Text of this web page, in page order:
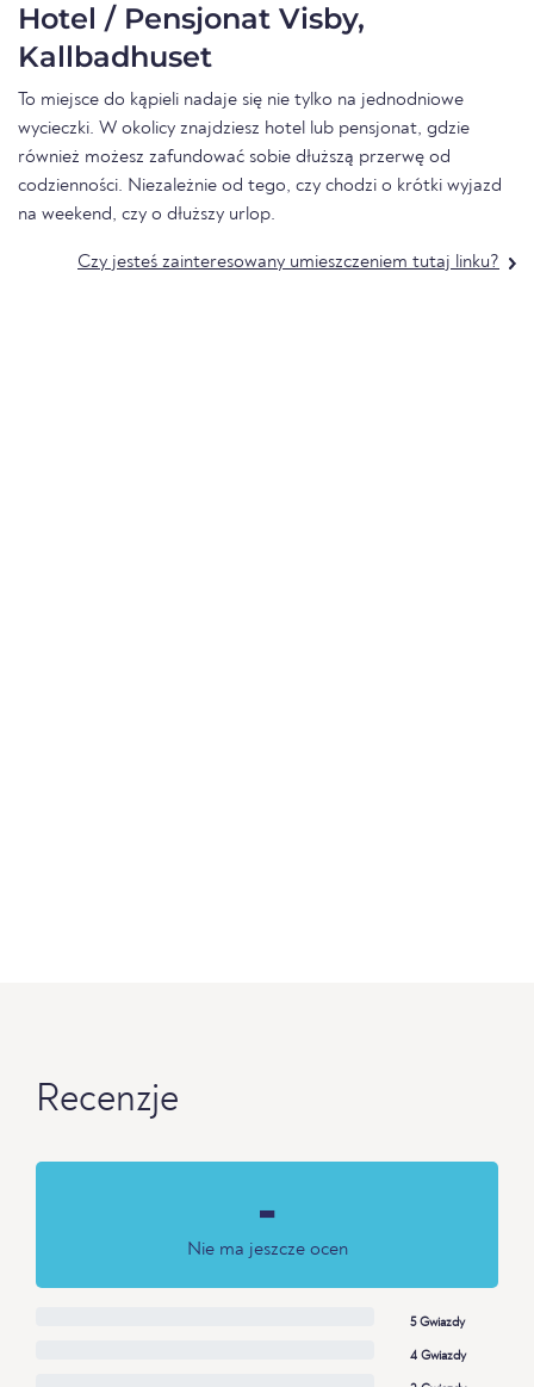
Hotel / Pensjonat Visby,
Kallbadhuset
To miejsce do kąpieli nadaje się nie tylko na jednodniowe
wycieczki. W okolicy znajdziesz hotel lub pensjonat, gdzie
również możesz zafundować sobie dłuższą przerwę od
codzienności. Niezależnie od tego, czy chodzi o krótki wyjazd
na weekend, czy o dłuższy urlop.
Czy jesteś zainteresowany umieszczeniem tutaj linku?
Recenzje
-
Nie ma jeszcze ocen
5 Gwiazdy
4 Gwiazdy